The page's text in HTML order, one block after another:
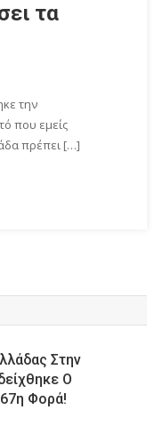
τα
την
που εμείς
πρέπει […]
Στην
Ο
Φορά!